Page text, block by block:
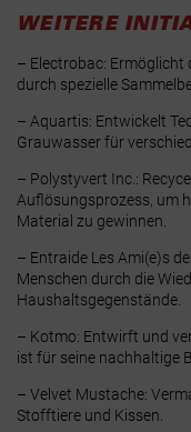
WEITERE
– Electrobac: Ermöglicht
durch spezielle
– Aquartis: Entwickelt
Grauwasser für
– Polystyvert Inc.:
Auflösungsprozess, um
Material zu gewinnen.
– Entraide Les Ami(e)s
Menschen durch die
Haushaltsgegenstände.
– Kotmo: Entwirft und
ist für seine nachhaltige
– Velvet Mustache:
Stofftiere und Kissen.